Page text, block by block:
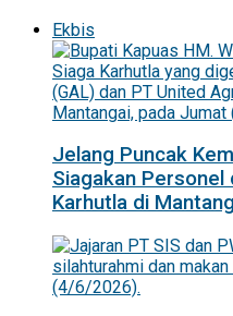
Ekbis
Jelang Puncak
Siagakan Personel
Karhutla di